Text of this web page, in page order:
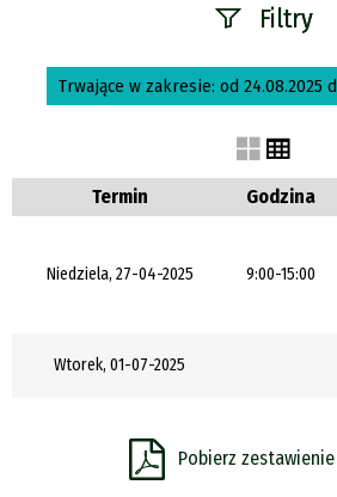
Filtry
Szukana fraza
Kategoria
Trwające w
Trwające w zakresie: od 24.08.2025
Termin Godzina
Niedziela, 27-04-2025 9:00-15:00
Wtorek, 01-07-2025
Pobierz zestawienie